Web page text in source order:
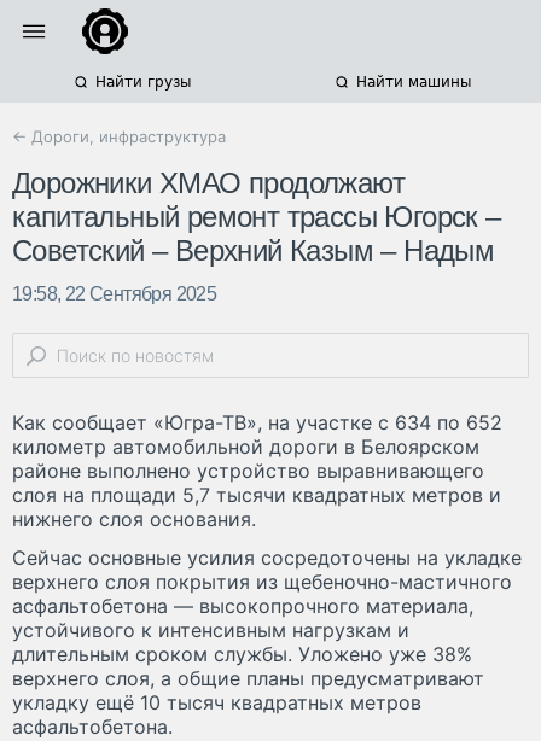
Найти грузы Найти машины
← Дороги, инфраструктура
Дорожники ХМАО продолжают
капитальный ремонт трассы Югорск –
Советский – Верхний Казым – Надым
19:58, 22 Сентября 2025
Как сообщает «Югра-ТВ», на участке с 634 по 652
километр автомобильной дороги в Белоярском
районе выполнено устройство выравнивающего
слоя на площади 5,7 тысячи квадратных метров и
нижнего слоя основания.
Сейчас основные усилия сосредоточены на укладке
верхнего слоя покрытия из щебеночно-мастичного
асфальтобетона — высокопрочного материала,
устойчивого к интенсивным нагрузкам и
длительным сроком службы. Уложено уже 38%
верхнего слоя, а общие планы предусматривают
укладку ещё 10 тысяч квадратных метров
асфальтобетона.